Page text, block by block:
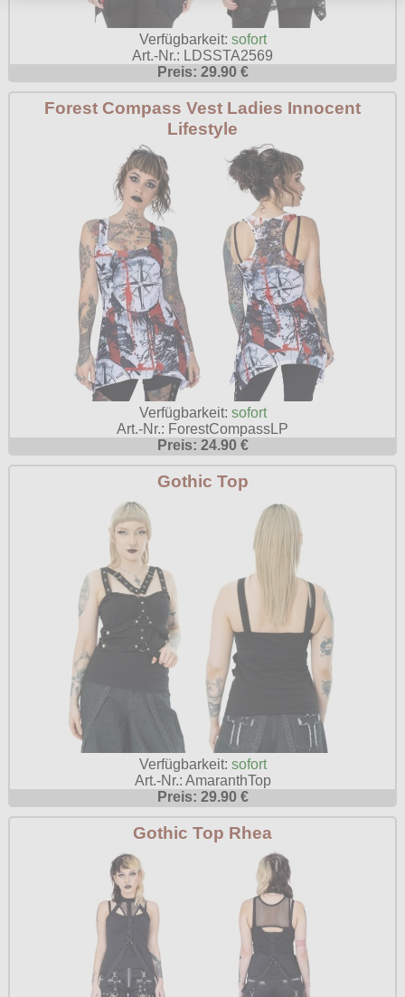
Verfügbarkeit: sofort
Art.-Nr.: LDSSTA2569
Preis: 29.90 €
Forest Compass Vest Ladies Innocent
Lifestyle
Verfügbarkeit: sofort
Art.-Nr.: ForestCompassLP
Preis: 24.90 €
Gothic Top
Verfügbarkeit: sofort
Art.-Nr.: AmaranthTop
Preis: 29.90 €
Gothic Top Rhea